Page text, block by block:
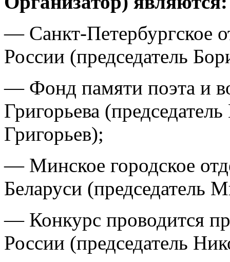
— Санкт-Петербургское
России (председатель
— Фонд памяти поэта и
Григорьева
Григорьев);
— Минское городское
Беларуси (председатель
— Конкурс проводится
России (председатель